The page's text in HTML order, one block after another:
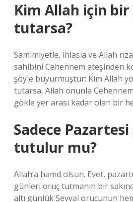
Kim Allah için
tutarsa?
Samimiyetle, ihlasla ve Allah
sahibini Cehennem ateşinden
şöyle buyurmuştur: Kim Allah
tutarsa, Allah onunla
gökle yer arası kadar olan bir
Sadece
tutulur mu?
Allah’a hamd olsun. Evet,
günleri oruç tutmanın bir
altı günlük Şevval orucunun